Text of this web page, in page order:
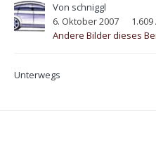
Von schniggl
6. Oktober 2007
Andere Bilder dieses
Unterwegs